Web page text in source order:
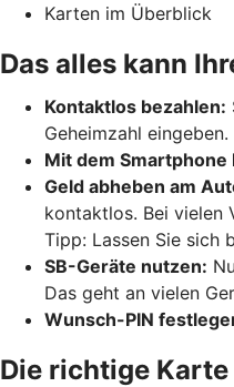
Karten im Überblick
Das alles kann
Kontaktlos bezahlen:
Geheimzahl
Mit dem Smartphone
Geld abheben am
kontaktlos. Bei vielen
Tipp: Lassen Sie sich
SB-Geräte nutzen:
Das geht an vielen
Wunsch-PIN
Die richtige